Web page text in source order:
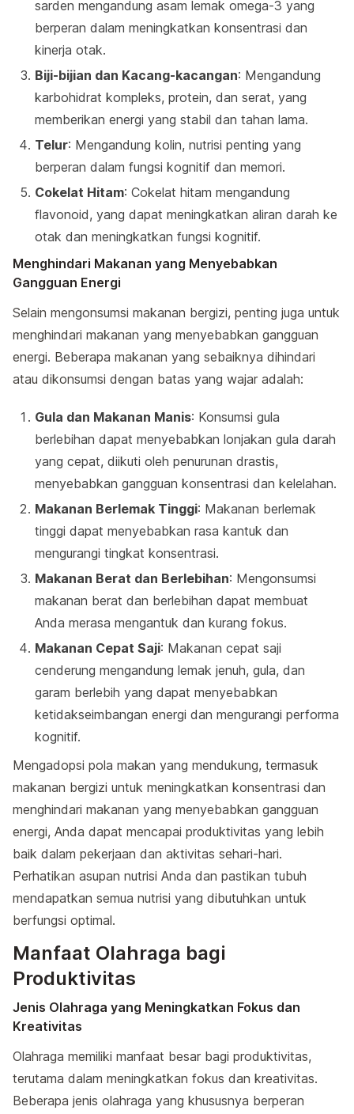
sarden mengandung asam lemak omega-3 yang
berperan dalam meningkatkan konsentrasi dan
kinerja otak.
Biji-bijian dan Kacang-kacangan: Mengandung
karbohidrat kompleks, protein, dan serat, yang
memberikan energi yang stabil dan tahan lama.
Telur: Mengandung kolin, nutrisi penting yang
berperan dalam fungsi kognitif dan memori.
Cokelat Hitam: Cokelat hitam mengandung
flavonoid, yang dapat meningkatkan aliran darah ke
otak dan meningkatkan fungsi kognitif.
Menghindari Makanan yang Menyebabkan
Gangguan Energi
Selain mengonsumsi makanan bergizi, penting juga untuk
menghindari makanan yang menyebabkan gangguan
energi. Beberapa makanan yang sebaiknya dihindari
atau dikonsumsi dengan batas yang wajar adalah:
Gula dan Makanan Manis: Konsumsi gula
berlebihan dapat menyebabkan lonjakan gula darah
yang cepat, diikuti oleh penurunan drastis,
menyebabkan gangguan konsentrasi dan kelelahan.
Makanan Berlemak Tinggi: Makanan berlemak
tinggi dapat menyebabkan rasa kantuk dan
mengurangi tingkat konsentrasi.
Makanan Berat dan Berlebihan: Mengonsumsi
makanan berat dan berlebihan dapat membuat
Anda merasa mengantuk dan kurang fokus.
Makanan Cepat Saji: Makanan cepat saji
cenderung mengandung lemak jenuh, gula, dan
garam berlebih yang dapat menyebabkan
ketidakseimbangan energi dan mengurangi performa
kognitif.
Mengadopsi pola makan yang mendukung, termasuk
makanan bergizi untuk meningkatkan konsentrasi dan
menghindari makanan yang menyebabkan gangguan
energi, Anda dapat mencapai produktivitas yang lebih
baik dalam pekerjaan dan aktivitas sehari-hari.
Perhatikan asupan nutrisi Anda dan pastikan tubuh
mendapatkan semua nutrisi yang dibutuhkan untuk
berfungsi optimal.
Manfaat Olahraga bagi
Produktivitas
Jenis Olahraga yang Meningkatkan Fokus dan
Kreativitas
Olahraga memiliki manfaat besar bagi produktivitas,
terutama dalam meningkatkan fokus dan kreativitas.
Beberapa jenis olahraga yang khususnya berperan